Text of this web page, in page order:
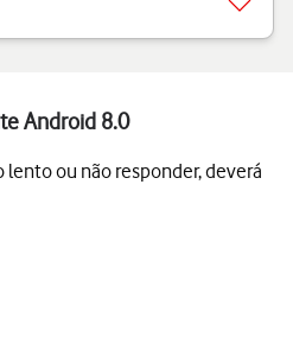
Android 8.0
ou não responder, deverá